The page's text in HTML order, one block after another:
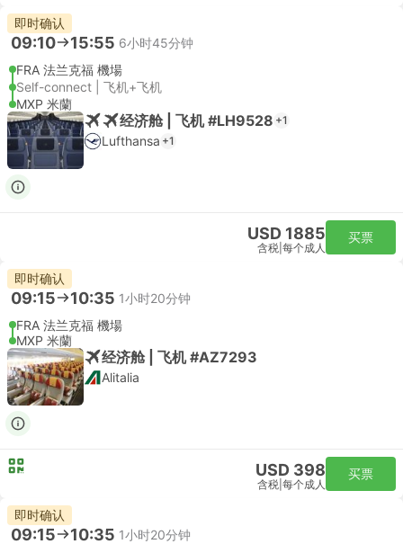
即时确认
09:10 15:55 6小时45分钟
FRA 法兰克福 機場
Self-connect | 飞机+飞机
MXP 米蘭
经济舱 | 飞机 #LH9528 +1
Lufthansa +1
USD 1885
含税 每个成人
买票
即时确认
09:15 10:35 1小时20分钟
FRA 法兰克福 機場
MXP 米蘭
经济舱 | 飞机 #AZ7293
Alitalia
USD 398
含税 每个成人
买票
即时确认
09:15 10:35 1小时20分钟